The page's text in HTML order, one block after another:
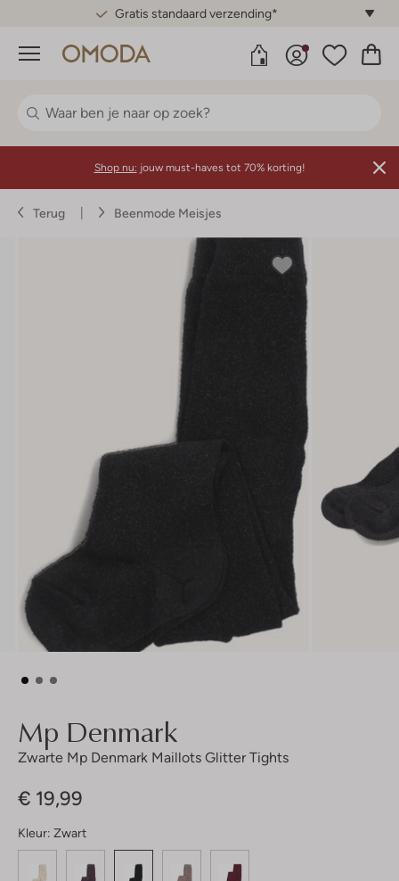
Gratis standaard verzending*
Menu
Shop nu: jouw must-haves tot 70% korting!
Terug Beenmode Meisjes
Mp Denmark
Zwarte Mp Denmark Maillots Glitter Tights
€ 19,99
Kleur: Zwart